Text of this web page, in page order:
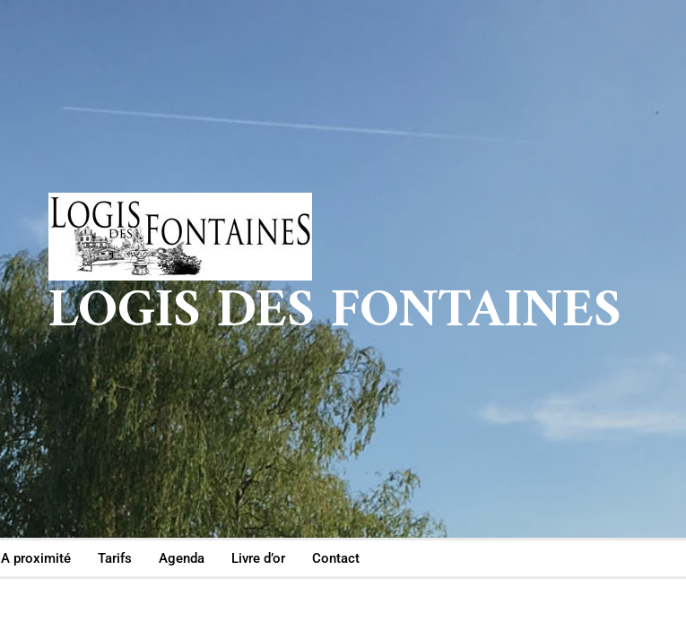
LOGIS DES FONTAINES
A proximité Tarifs Agenda Livre d’or Contact